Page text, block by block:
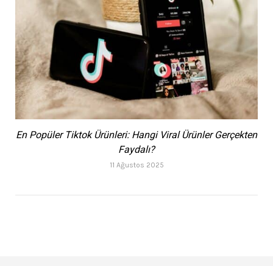
En Popüler Tiktok Ürünleri: Hangi Viral Ürünler Gerçekten
Faydalı?
11 Ağustos 2025